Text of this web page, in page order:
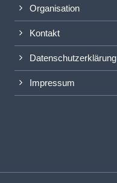
Organisation
Kontakt
Datenschutzerklärung
Impressum